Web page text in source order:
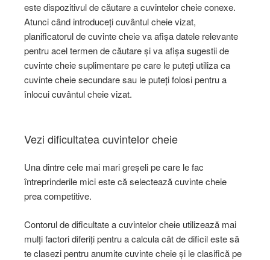
este dispozitivul de căutare a cuvintelor cheie conexe.
Atunci când introduceți cuvântul cheie vizat,
planificatorul de cuvinte cheie va afișa datele relevante
pentru acel termen de căutare și va afișa sugestii de
cuvinte cheie suplimentare pe care le puteți utiliza ca
cuvinte cheie secundare sau le puteți folosi pentru a
înlocui cuvântul cheie vizat.
Vezi dificultatea cuvintelor cheie
Una dintre cele mai mari greșeli pe care le fac
întreprinderile mici este că selectează cuvinte cheie
prea competitive.
Contorul de dificultate a cuvintelor cheie utilizează mai
mulți factori diferiți pentru a calcula cât de dificil este să
te clasezi pentru anumite cuvinte cheie și le clasifică pe